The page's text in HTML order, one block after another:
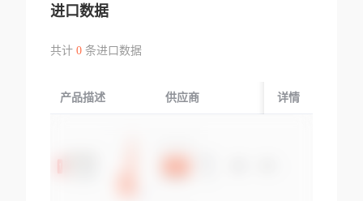
进口数据
共计 0条进口数据
产品描述 供应商 起运国/地区
详情